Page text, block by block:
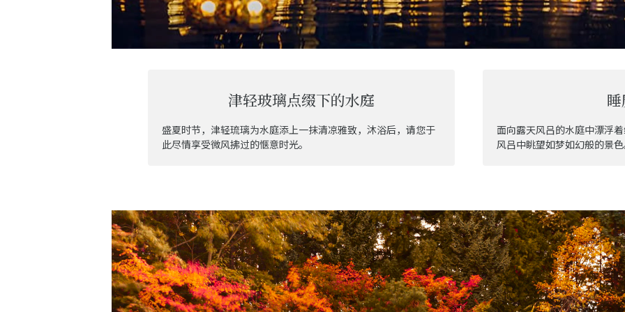
津轻玻璃点缀下的水庭
盛夏时节，津轻琉璃为水庭添上一抹清凉雅致，沐浴后，请您于
此尽情享受微风拂过的惬意时光。
面向露天风吕的水庭中漂浮
风吕中眺望如梦如幻般的景